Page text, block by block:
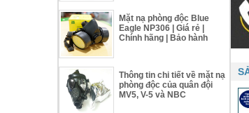
Mặt nạ phòng độc Blue
Eagle NP306 | Giá rẻ |
Chính hãng | Bảo hành
Thông tin chi tiết về mặt nạ
phòng độc của quân đội
MV5, V-5 và NBC